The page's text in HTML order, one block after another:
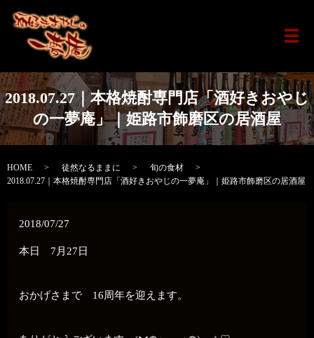
メ
2018.07.27｜本格焼酎専門店「酒好きおやじ
の一夢庵」｜姫路市飾磨区の居酒屋
HOME 徒然なるままに
旬の食材
2018.07.27｜本格焼酎専門店「酒好きおやじの一夢庵」｜姫路市飾磨区の居酒屋
2018/07/27
本日 7月27日
おかげさまで 16周年を迎えます。